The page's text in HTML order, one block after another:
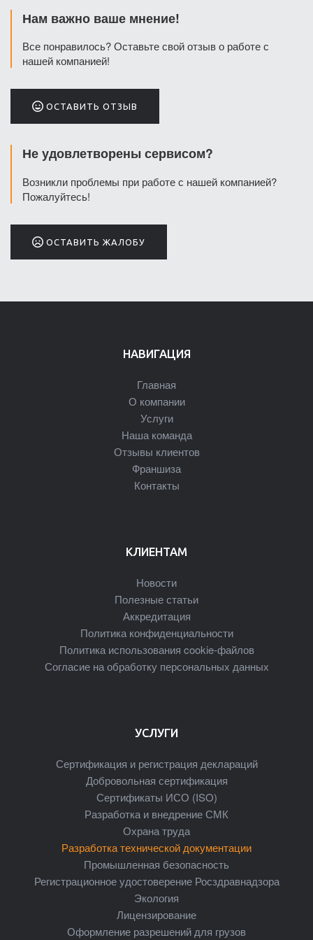
Нам важно ваше мнение!
Все понравилось? Оставьте свой отзыв о работе с
нашей компанией!
ОСТАВИТЬ ОТЗЫВ
Не удовлетворены сервисом?
Возникли проблемы при работе с нашей компанией?
Пожалуйтесь!
ОСТАВИТЬ ЖАЛОБУ
НАВИГАЦИЯ
Главная
О компании
Услуги
Наша команда
Отзывы клиентов
Франшиза
Контакты
КЛИЕНТАМ
Новости
Полезные статьи
Аккредитация
Политика конфиденциальности
Политика использования cookie-файлов
Согласие на обработку персональных данных
УСЛУГИ
Сертификация и регистрация деклараций
Добровольная сертификация
Сертификаты ИСО (ISO)
Разработка и внедрение СМК
Охрана труда
Разработка технической документации
Промышленная безопасность
Регистрационное удостоверение Росздравнадзора
Экология
Лицензирование
Оформление разрешений для грузов